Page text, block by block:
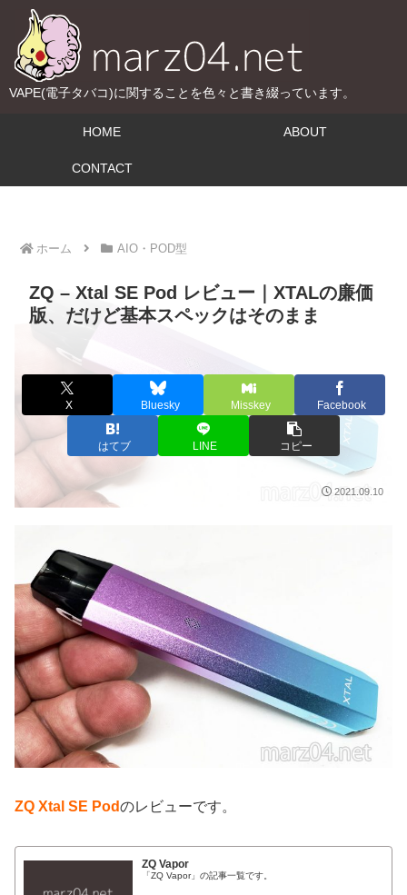
VAPE(電子タバコ)に関することを色々と書き綴っています。
HOME ABOUT
CONTACT
ホーム AIO・POD型
ZQ – Xtal SE Pod レビュー｜XTALの廉価
版、だけど基本スペックはそのまま
X Bluesky Misskey Facebook
はてブ LINE コピー
2021.09.10
ZQ Xtal SE Podのレビューです。
ZQ Vapor
「ZQ Vapor」の記事一覧です。